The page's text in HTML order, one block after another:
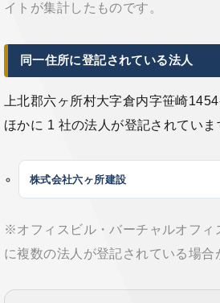
イトが集計したものです。
同一住所に登記されている法人
上北郡六ヶ所村大字倉内字笹崎
ほかに 1 社の法人が登記されていま
株式会社六ヶ所建設
※オフィスビル・バーチャルオフィ
に複数の法人が登記されている場合